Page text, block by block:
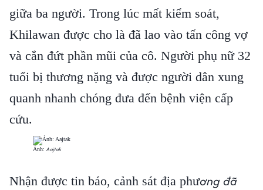
giữa ba người. Trong lúc mất kiểm soát,
Khilawan được cho là đã lao vào tấn công vợ
và cắn đứt phần mũi của cô. Người phụ nữ 32
tuổi bị thương nặng và được người dân xung
quanh nhanh chóng đưa đến bệnh viện cấp
cứu.
Ảnh: Aajtak
Nhận được tin báo, cảnh sát địa phương đã